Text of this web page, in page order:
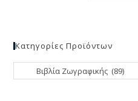
Κατηγορίες Προϊόντων